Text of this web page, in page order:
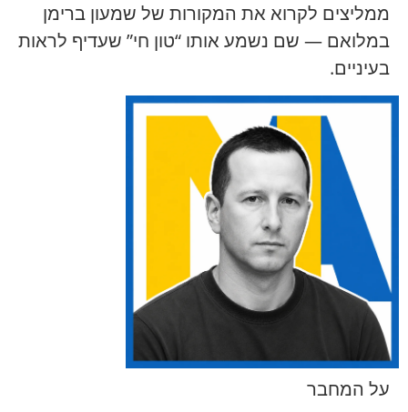
ממליצים לקרוא את המקורות של שמעון ברימן
במלואם — שם נשמע אותו “טון חי” שעדיף לראות
בעיניים.
על המחבר